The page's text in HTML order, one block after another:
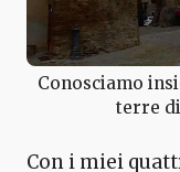
Conosciamo
terre
Con i miei